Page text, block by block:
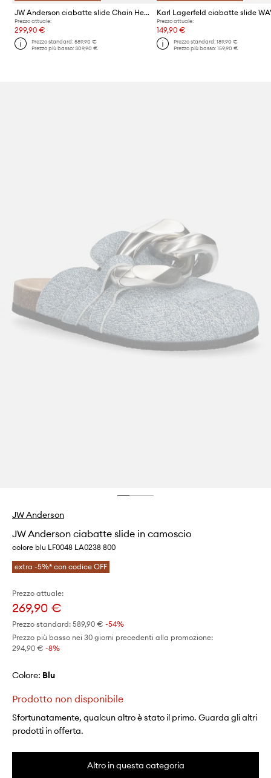
JW Anderson ciabatte slide Chain Heel Open Mule
Prezzo attuale:
299,90 €
Prezzo standard:589,90 €
Prezzo più basso:309,90 €
Prezzo attuale:
149,90 €
Prezzo standard: 189,90 €
Prezzo più basso: 159,90 €
JW Anderson
JW Anderson ciabatte slide in camoscio
colore blu LF0048 LA0238 800
extra -5%* con codice OFF
Prezzo attuale:
269,90 €
Prezzo standard: 589,90 € -54%
Prezzo più basso nei 30 giorni precedenti alla promozione:
294,90 € -8%
Colore: blu
Prodotto non disponibile
Sfortunatamente, qualcun altro è stato il primo. Guarda gli altri
prodotti in offerta.
Altro in questa categoria